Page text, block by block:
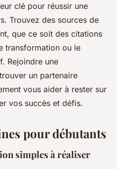
clé pour réussir une
Trouvez des sources de
que ce soit des citations
transformation ou le
Rejoindre une
un partenaire
vous aider à rester sur
vos succès et défis.
pour débutants
simples à réaliser